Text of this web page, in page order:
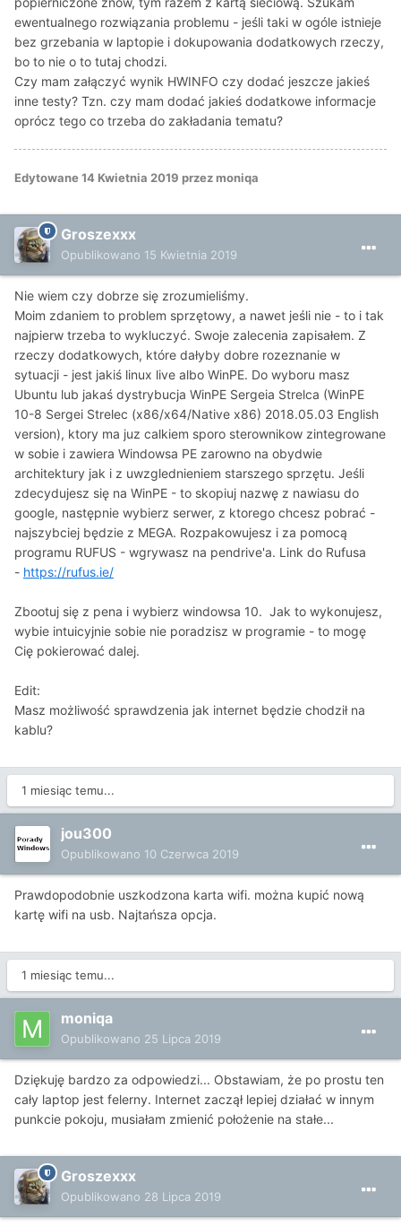
ewentualnego rozwiązania problemu - jeśli taki w ogóle istnieje
bez grzebania w laptopie i dokupowania dodatkowych rzeczy,
bo to nie o to tutaj chodzi.
Czy mam załączyć wynik HWINFO czy dodać jeszcze jakieś
inne testy? Tzn. czy mam dodać jakieś dodatkowe informacje
oprócz tego co trzeba do zakładania tematu?
Edytowane14 Kwietnia 2019 przez moniqa
Groszexxx
Opublikowano 15 Kwietnia 2019
Nie wiem czy dobrze się zrozumieliśmy.
Moim zdaniem to problem sprzętowy, a nawet jeśli nie - to i tak
najpierw trzeba to wykluczyć. Swoje zalecenia zapisałem. Z
rzeczy dodatkowych, które dałyby dobre rozeznanie w
sytuacji - jest jakiś linux live albo WinPE. Do wyboru masz
Ubuntu lub jakaś dystrybucja WinPE Sergeia Strelca (WinPE
10-8 Sergei Strelec (x86/x64/Native x86) 2018.05.03 English
version), ktory ma juz calkiem sporo sterownikow zintegrowane
w sobie i zawiera Windowsa PE zarowno na obydwie
architektury jak i z uwzglednieniem starszego sprzętu. Jeśli
zdecydujesz się na WinPE - to skopiuj nazwę z nawiasu do
google, następnie wybierz serwer, z ktorego chcesz pobrać -
najszybciej będzie z MEGA. Rozpakowujesz i za pomocą
programu RUFUS - wgrywasz na pendrive'a. Link do Rufusa
- https://rufus.ie/
Zbootuj się z pena i wybierz windowsa 10. Jak to wykonujesz,
wybie intuicyjnie sobie nie poradzisz w programie - to mogę
Cię pokierować dalej.
Edit:
Masz możliwość sprawdzenia jak internet będzie chodził na
kablu?
1 miesiąc temu...
jou300
Opublikowano 10 Czerwca 2019
Prawdopodobnie uszkodzona karta wifi. można kupić nową
kartę wifi na usb. Najtańsza opcja.
1 miesiąc temu...
moniqa
Opublikowano 25 Lipca 2019
Dziękuję bardzo za odpowiedzi... Obstawiam, że po prostu ten
cały laptop jest felerny. Internet zaczął lepiej działać w innym
punkcie pokoju, musiałam zmienić położenie na stałe...
Groszexxx
Opublikowano 28 Lipca 2019